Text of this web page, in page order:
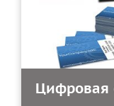
Цифровая